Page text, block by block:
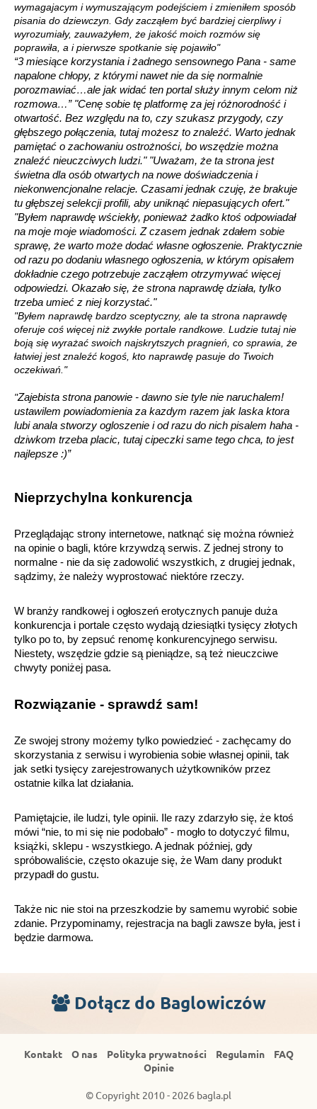
wymagajacym i wymuszającym podejściem i zmieniłem sposób
pisania do dziewczyn. Gdy zacząłem być bardziej cierpliwy i
wyrozumiały, zauważyłem, że jakość moich rozmów się
poprawiła, a i pierwsze spotkanie się pojawiło"
“3 miesiące korzystania i żadnego sensownego Pana - same
napalone chłopy, z którymi nawet nie da się normalnie
porozmawiać…ale jak widać ten portal służy innym celom niż
rozmowa…” "Cenę sobie tę platformę za jej różnorodność i
otwartość. Bez względu na to, czy szukasz przygody, czy
głębszego połączenia, tutaj możesz to znaleźć. Warto jednak
pamiętać o zachowaniu ostrożności, bo wszędzie można
znaleźć nieuczciwych ludzi." "Uważam, że ta strona jest
świetna dla osób otwartych na nowe doświadczenia i
niekonwencjonalne relacje. Czasami jednak czuję, że brakuje
tu głębszej selekcji profili, aby uniknąć niepasujących ofert."
"Byłem naprawdę wściekły, ponieważ żadko ktoś odpowiadał
na moje moje wiadomości. Z czasem jednak zdałem sobie
sprawę, że warto może dodać własne ogłoszenie. Praktycznie
od razu po dodaniu własnego ogłoszenia, w którym opisałem
dokładnie czego potrzebuje zacząłem otrzymywać więcej
odpowiedzi. Okazało się, że strona naprawdę działa, tylko
trzeba umieć z niej korzystać."
"Byłem naprawdę bardzo sceptyczny, ale ta strona naprawdę
oferuje coś więcej niż zwykłe portale randkowe. Ludzie tutaj nie
boją się wyrażać swoich najskrytszych pragnień, co sprawia, że
łatwiej jest znaleźć kogoś, kto naprawdę pasuje do Twoich
oczekiwań."
"Zajebista strona panowie - dawno sie tyle nie naruchalem!
ustawilem powiadomienia za kazdym razem jak laska ktora
lubi anala stworzy ogloszenie i od razu do nich pisalem haha -
dziwkom trzeba placic, tutaj cipeczki same tego chca, to jest
najlepsze :)”
Nieprzychylna konkurencja
Przeglądając strony internetowe, natknąć się można również
na opinie o bagli, które krzywdzą serwis. Z jednej strony to
normalne - nie da się zadowolić wszystkich, z drugiej jednak,
sądzimy, że należy wyprostować niektóre rzeczy.
W branży randkowej i ogłoszeń erotycznych panuje duża
konkurencja i portale często wydają dziesiątki tysięcy złotych
tylko po to, by zepsuć renomę konkurencyjnego serwisu.
Niestety, wszędzie gdzie są pieniądze, są też nieuczciwe
chwyty poniżej pasa.
Rozwiązanie - sprawdź sam!
Ze swojej strony możemy tylko powiedzieć - zachęcamy do
skorzystania z serwisu i wyrobienia sobie własnej opinii, tak
jak setki tysięcy zarejestrowanych użytkowników przez
ostatnie kilka lat działania.
Pamiętajcie, ile ludzi, tyle opinii. Ile razy zdarzyło się, że ktoś
mówi “nie, to mi się nie podobało” - mogło to dotyczyć filmu,
książki, sklepu - wszystkiego. A jednak później, gdy
spróbowaliście, często okazuje się, że Wam dany produkt
przypadł do gustu.
Także nic nie stoi na przeszkodzie by samemu wyrobić sobie
zdanie. Przypominamy, rejestracja na bagli zawsze była, jest i
będzie darmowa.
Dołącz do Baglowiczów
Kontakt O nas Polityka prywatności Regulamin
FAQ
Opinie
© Copyright 2010 - 2026 bagla.pl